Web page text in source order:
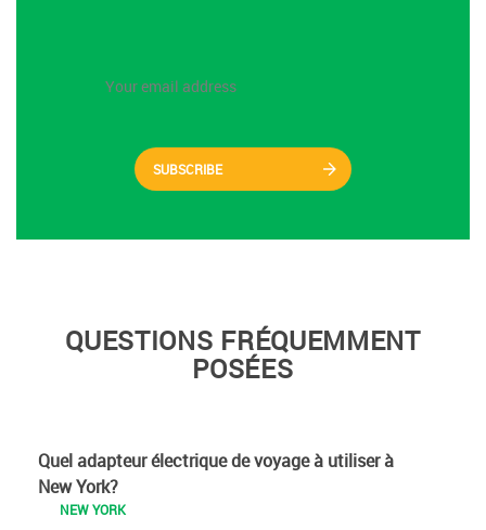
SUBSCRIBE
QUESTIONS FRÉQUEMMENT
POSÉES
Quel adapteur électrique de voyage à utiliser à
New York?
NEW YORK